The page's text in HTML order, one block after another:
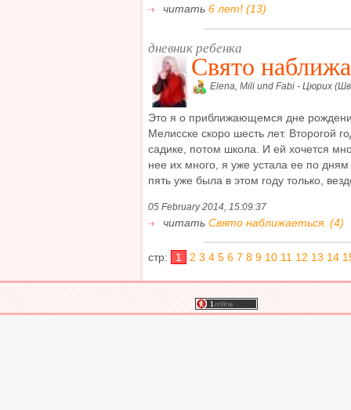
читать 6 лет! (13)
дневник ребенка
Свято
Elena, Mili und Fabi - Цюрих
Это я о приближающемся дне
Мелисске скоро шесть лет. Второгой
садике, потом школа. И ей хочется
нее их много, я уже устала ее по
пять уже была в этом году только,
05 February 2014, 15:09:37
читать Свято наближаеться. (4)
стр: 1 2 3 4 5 6 7 8 9 10 11 12 13 14